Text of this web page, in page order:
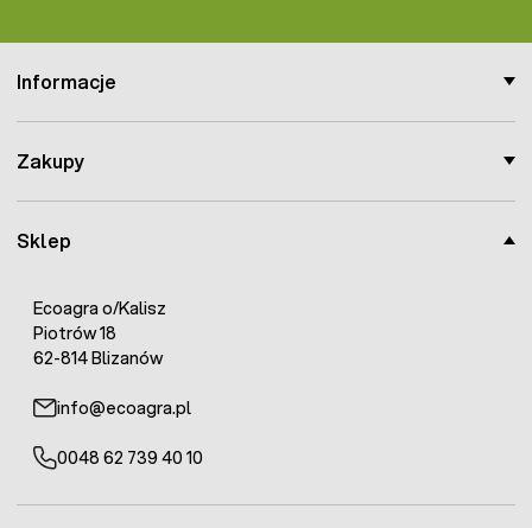
Sklep
Ecoagra o/Kalisz
Piotrów 18
62-814 Blizanów
info@ecoagra.pl
0048 62 739 40 10
Informacje
Zakupy